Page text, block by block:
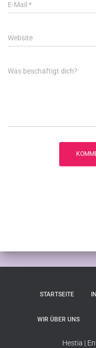
E-Mail *
Website
Was beschäftigt dich?
STARTSEITE
WIR ÜBER UNS
Hestia |